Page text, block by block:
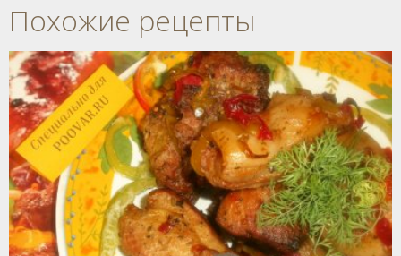
Похожие рецепты